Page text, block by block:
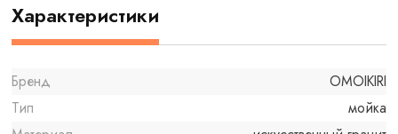
Характеристики
Бренд
OMOIKIRI
Тип
мойка